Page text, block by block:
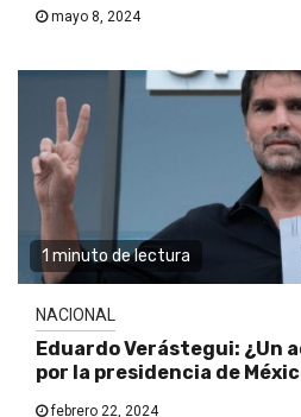
mayo 8, 2024
1 minuto de lectura
NACIONAL
Eduardo Verástegui: ¿Un
por la presidencia de
febrero 22, 2024